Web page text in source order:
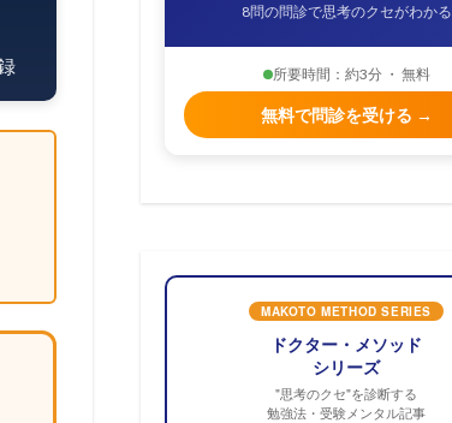
8問の問診で思考のクセがわかる
所要時間：約3分 ・ 無料
無料で問診を受ける →
MAKOTO METHOD SERIES
ドクター・メソッド
シリーズ
"思考のクセ"を診断する
勉強法・受験メンタル記事